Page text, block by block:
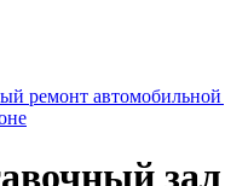
ремонт